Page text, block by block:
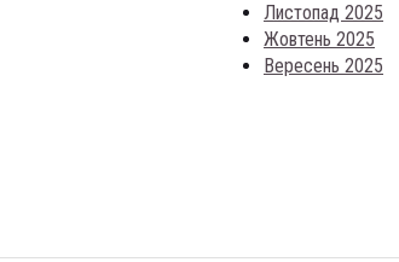
Листопад 2025
Жовтень 2025
Вересень 2025